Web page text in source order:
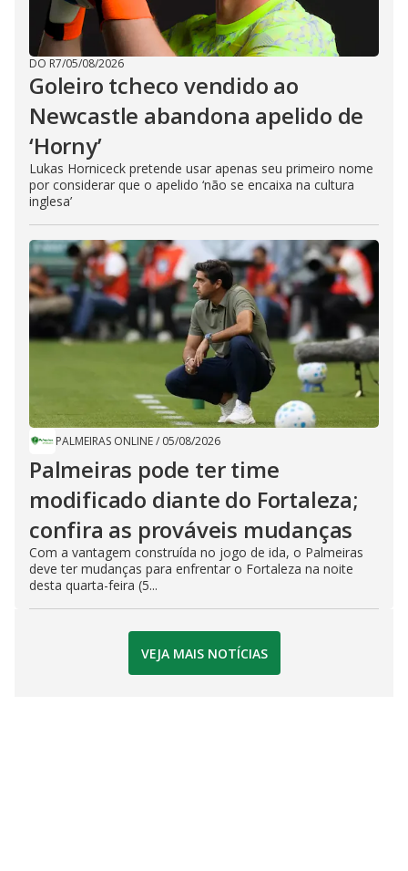
DO R7/05/08/2026
Goleiro tcheco vendido ao
Newcastle abandona apelido de
‘Horny’
Lukas Horniceck pretende usar apenas seu primeiro nome
por considerar que o apelido ‘não se encaixa na cultura
inglesa’
PALMEIRAS ONLINE/ 05/08/2026
Palmeiras pode ter time
modificado diante do Fortaleza;
confira as prováveis mudanças
Com a vantagem construída no jogo de ida, o Palmeiras
deve ter mudanças para enfrentar o Fortaleza na noite
desta quarta-feira (5...
VEJA MAIS NOTÍCIAS